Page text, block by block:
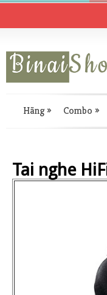
Hãng» Combo »
Tai nghe